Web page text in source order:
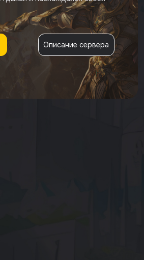
Описание сервера